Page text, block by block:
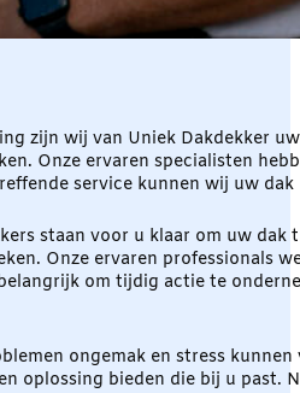
zijn wij van Uniek Dakdekker
Onze ervaren specialisten
service kunnen wij uw
staan voor u klaar om uw
Onze ervaren professionals
om tijdig actie te
ongemak en stress
oplossing bieden die bij u past.